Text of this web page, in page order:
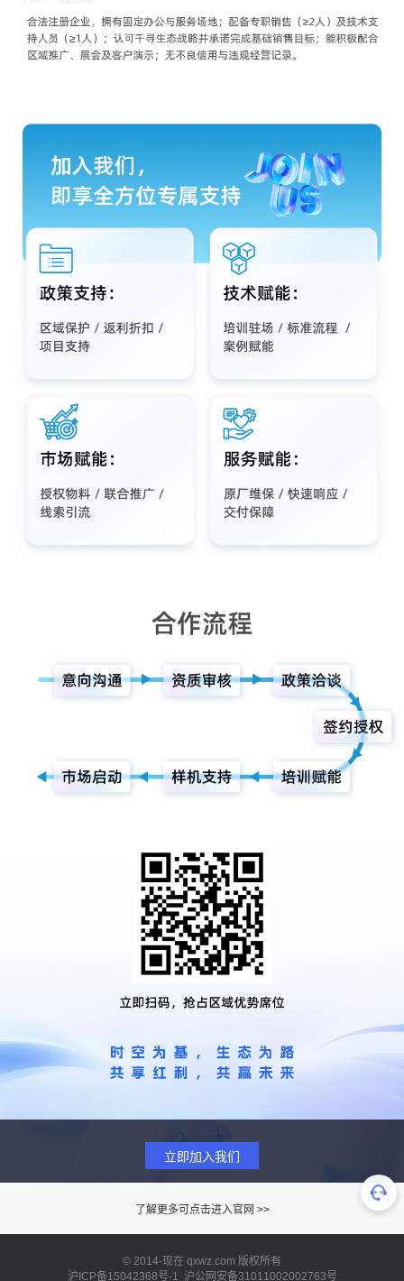
立即加入我们
了解更多可点击进入官网 >>
© 2014-现在 qxwz.com 版权所有
沪ICP备15042368号-1 沪公网安备31011002002763号